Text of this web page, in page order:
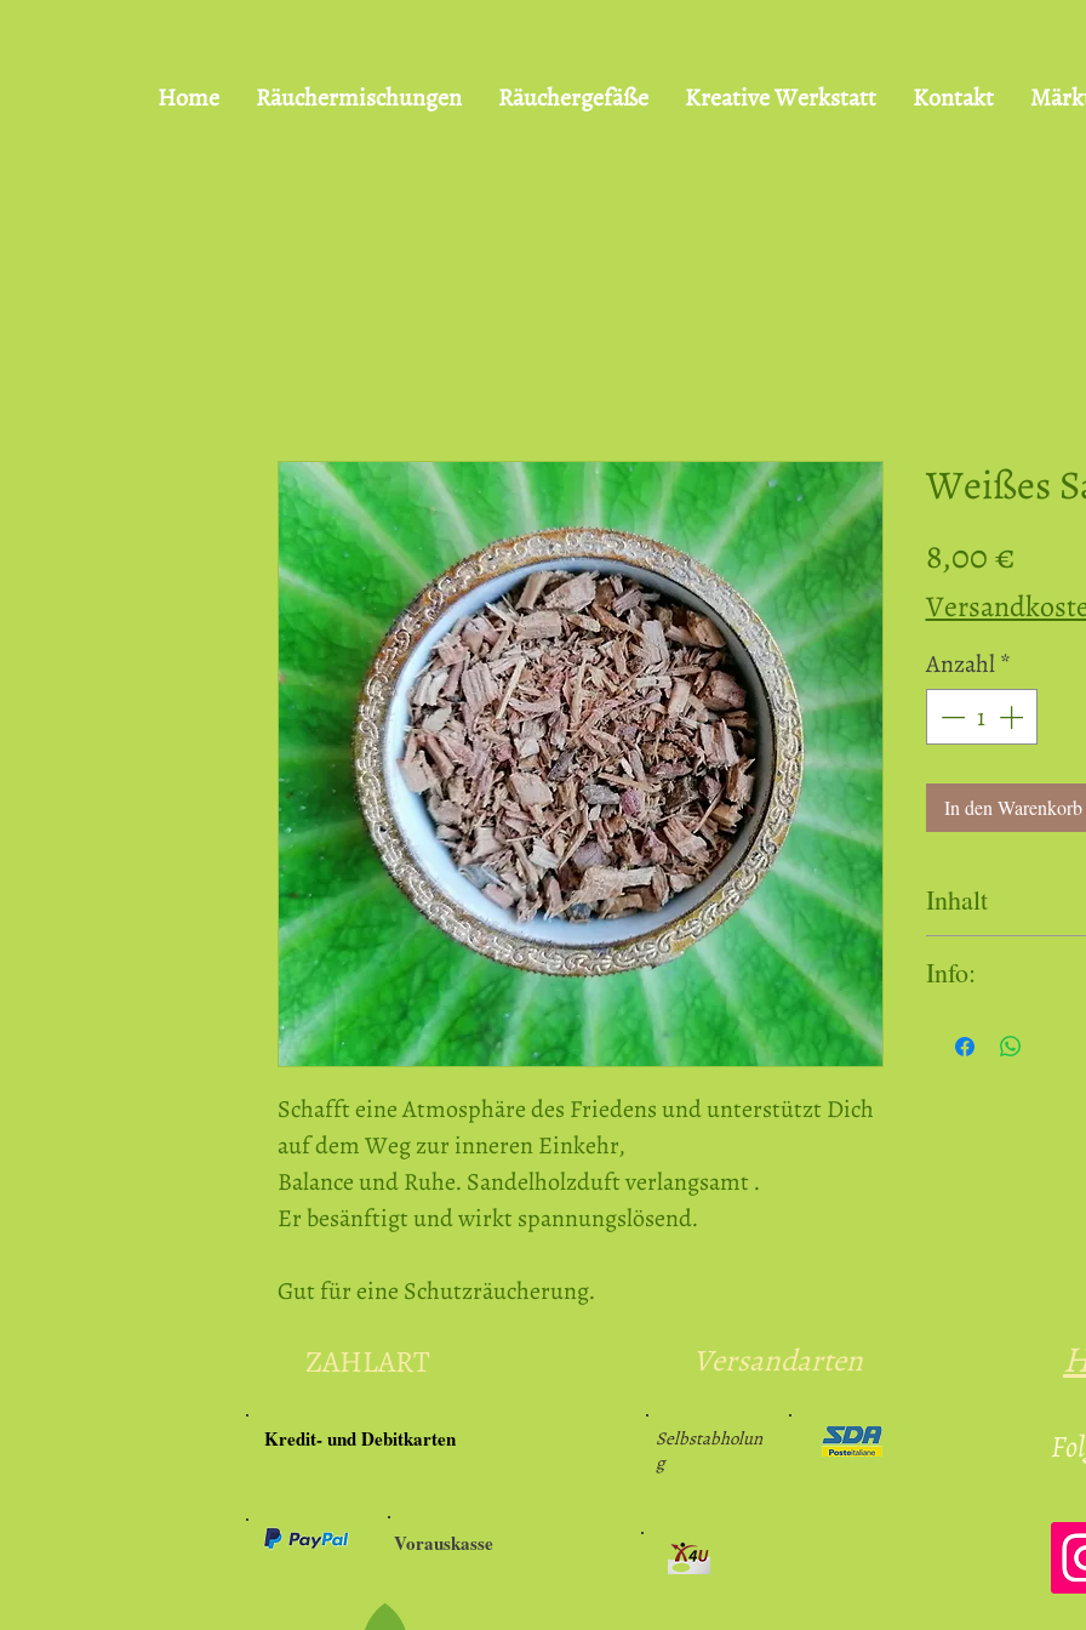
Home Räuchermischungen Räuchergefäße Kreative Werkstatt Kontakt
Schafft eine Atmosphäre des Friedens und unterstützt Dich
auf dem Weg zur inneren Einkehr,
Balance und Ruhe. Sandelholzduft verlangsamt .
Er besänftigt und wirkt spannungslösend.
Gut für eine Schutzräucherung.
Weißes
8,00 €Preis
Anzahl *
In den Warenkorb
Inhalt
Info:
ZAHLART Versandarten
Kredit- und Debitkarten
Vorauskasse
Selbstabholun
g